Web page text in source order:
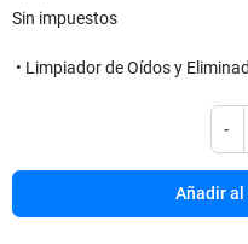
Sin impuestos
• Limpiador de Oídos y
-
Añadir